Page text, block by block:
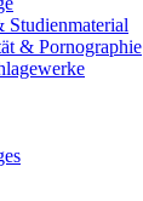
Studienmaterial
& Pornographie